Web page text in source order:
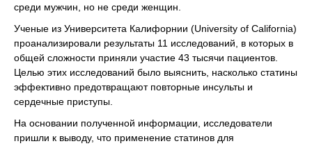
среди мужчин, но не среди женщин.
Ученые из Университета Калифорнии (University of California)
проанализировали результаты 11 исследований, в которых в
общей сложности приняли участие 43 тысячи пациентов.
Целью этих исследований было выяснить, насколько статины
эффективно предотвращают повторные инсульты и
сердечные приступы.
На основании полученной информации, исследователи
пришли к выводу, что применение статинов для